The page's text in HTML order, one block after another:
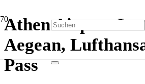
Athen Airport
Aegean,
Pass